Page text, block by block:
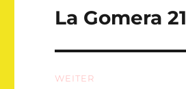
Vorheriger
La Gomera 21
WEITER